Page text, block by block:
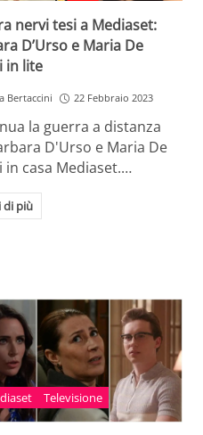
nervi tesi a Mediaset:
D’Urso e Maria De
in lite
Bertaccini 22 Febbraio 2023
la guerra a distanza
D'Urso e Maria De
in casa Mediaset.…
di più
Televisione